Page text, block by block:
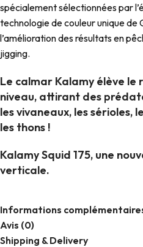
spécialement sélectionnées par
technologie de couleur unique de
l’amélioration des résultats en
jigging.
Le calmar Kalamy élève le
niveau, attirant des
les vivaneaux, les sérioles,
les thons !
Kalamy Squid 175, une
verticale.
Informations
Avis (0)
Shipping & Delivery